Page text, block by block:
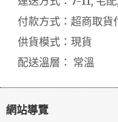
付款方式：超商取貨
供貨模式：現貨
配送溫層： 常溫
網站導覽